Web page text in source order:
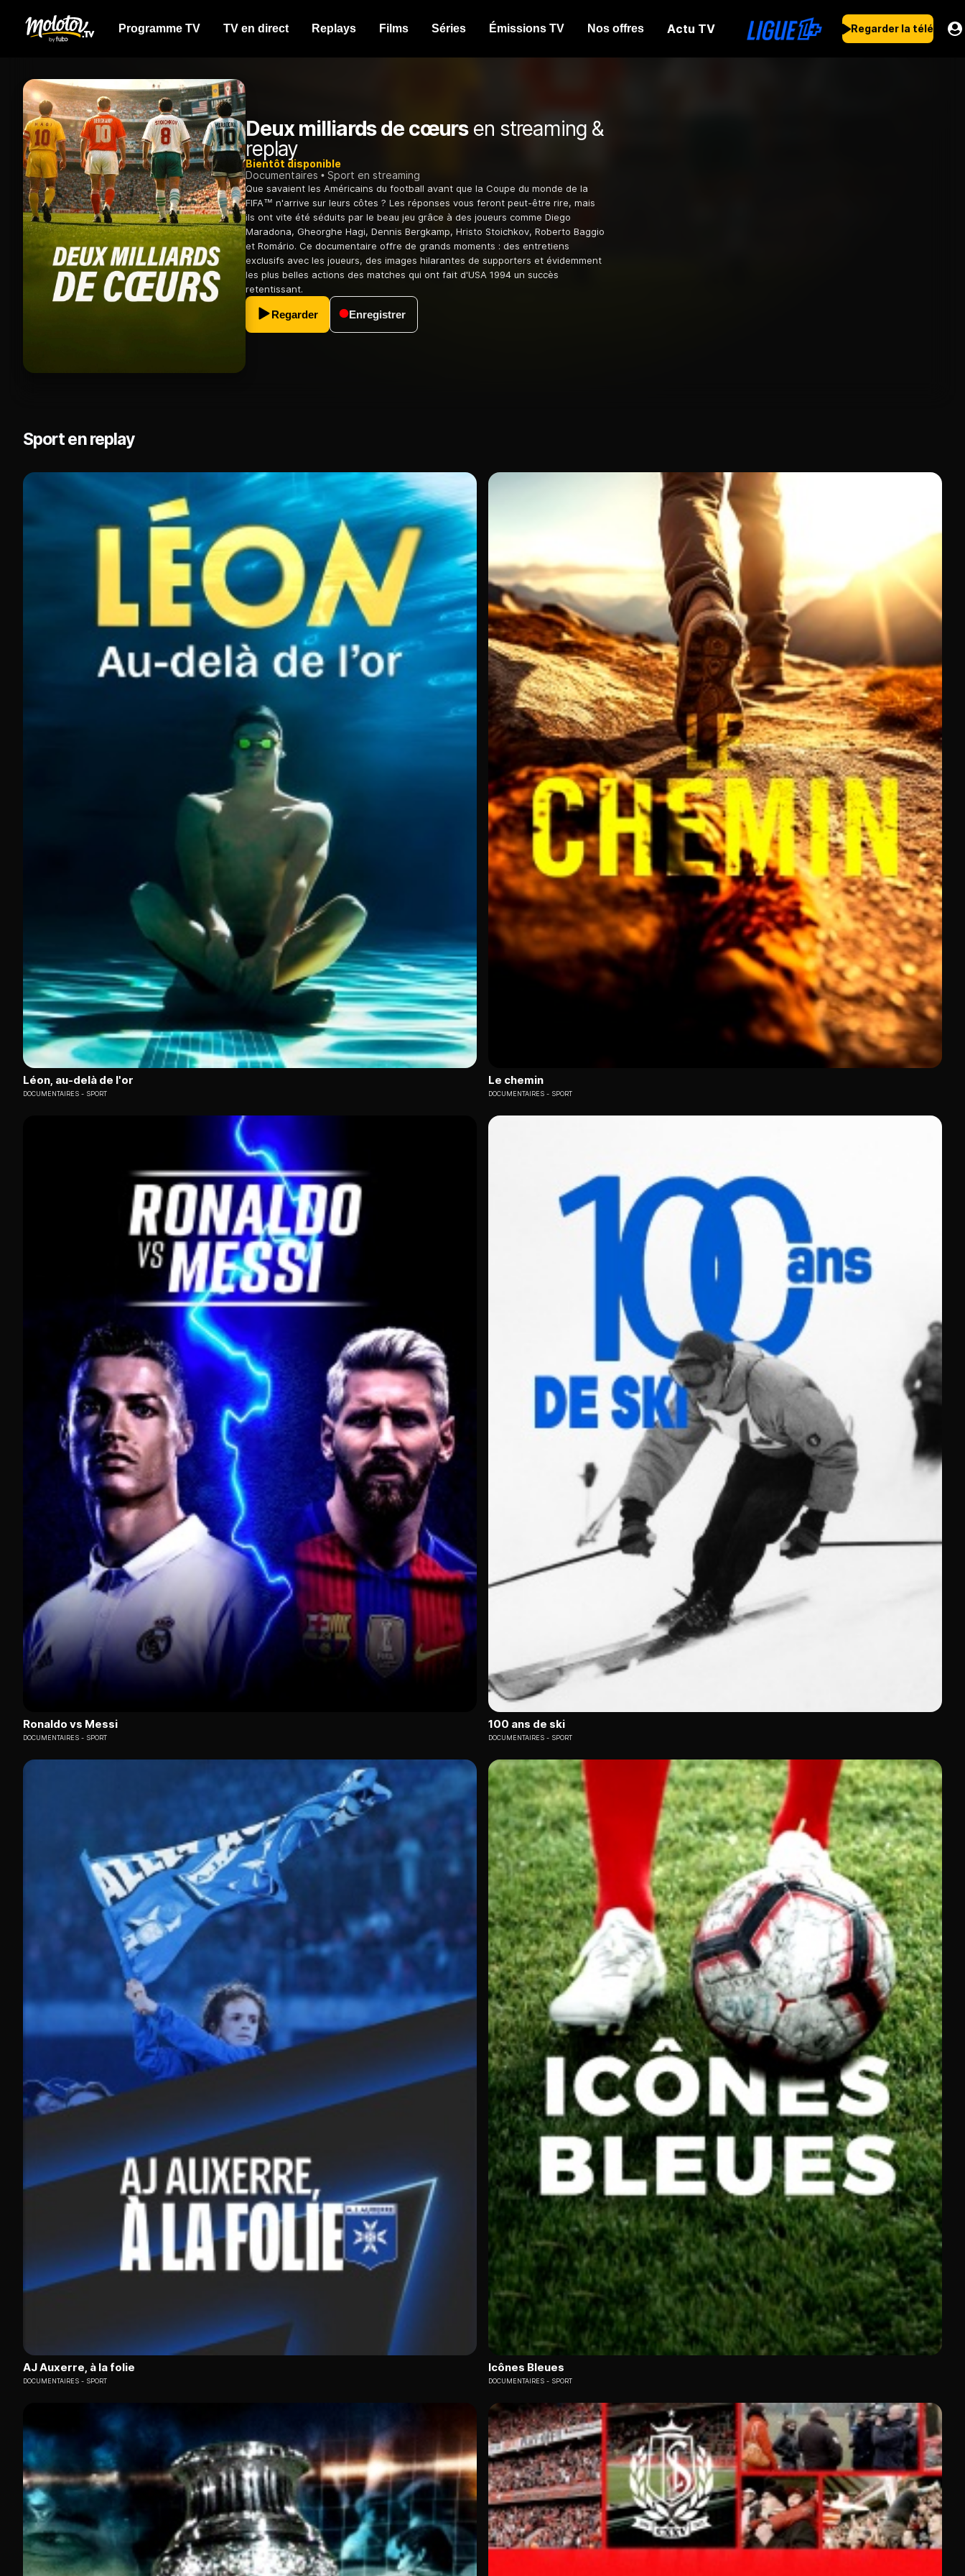
Programme TV TV en direct Replays Films Séries Émissions TV Nos offres Actu TV Regarder la télé
Deux milliards de cœursen streaming &
replay
Bientôt disponible
Documentaires
Sport en streaming
Que savaient les Américains du football avant que la Coupe du monde de la
FIFA™ n'arrive sur leurs côtes ? Les réponses vous feront peut-être rire, mais
ils ont vite été séduits par le beau jeu grâce à des joueurs comme Diego
Maradona, Gheorghe Hagi, Dennis Bergkamp, Hristo Stoichkov, Roberto Baggio
et Romário. Ce documentaire offre de grands moments : des entretiens
exclusifs avec les joueurs, des images hilarantes de supporters et évidemment
les plus belles actions des matches qui ont fait d'USA 1994 un succès
retentissant.
Regarder Enregistrer
Sport en replay
Léon, au-delà de l'or
DOCUMENTAIRES SPORT
Le chemin
DOCUMENTAIRES SPORT
Ronaldo vs Messi
DOCUMENTAIRES SPORT
100 ans de ski
DOCUMENTAIRES SPORT
AJ Auxerre, à la folie
DOCUMENTAIRES SPORT
Icônes Bleues
DOCUMENTAIRES SPORT